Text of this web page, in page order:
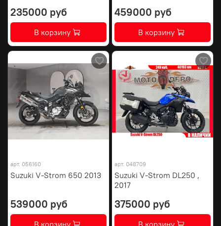
235000 руб
В корзину
459000 руб
В корзину
арт. 056160
Suzuki V-Strom 650 2013
539000 руб
В корзину
арт. 048709
Suzuki V-Strom DL250 ,
2017
375000 руб
В корзину